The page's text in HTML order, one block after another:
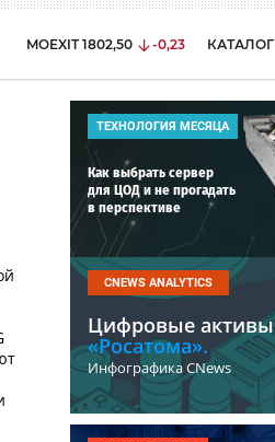
MOEXIT 1802,50 -0,23 КАТАЛОГ
ТЕХНОЛОГИЯ МЕСЯЦА
Как выбрать сервер
для ЦОД и не прогадать
в перспективе
CNEWS ANALYTICS
Цифровые активы
«Росатома».
Инфографика CNews